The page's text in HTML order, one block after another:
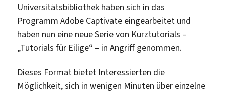
Universitätsbibliothek haben sich in das
Programm Adobe Captivate eingearbeitet und
haben nun eine neue Serie von Kurztutorials –
„Tutorials für Eilige“ – in Angriff genommen.
Dieses Format bietet Interessierten die
Möglichkeit, sich in wenigen Minuten über einzelne